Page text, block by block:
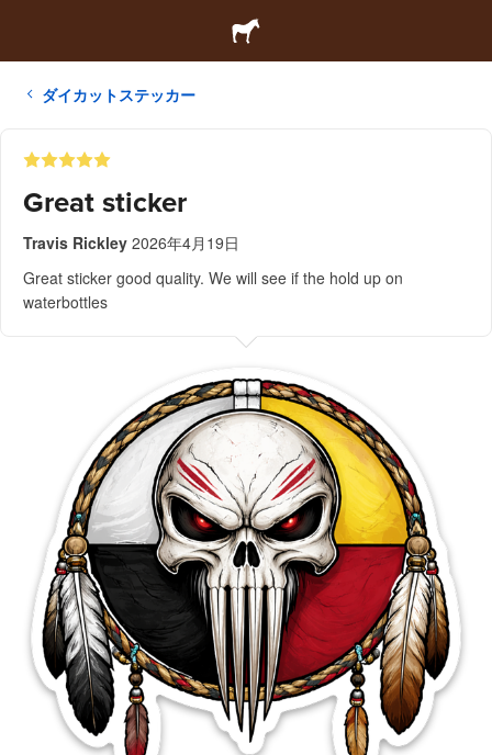
ダイカットステッカー
Great sticker
Travis Rickley 2026年4月19日
Great sticker good quality. We will see if the hold up on
waterbottles